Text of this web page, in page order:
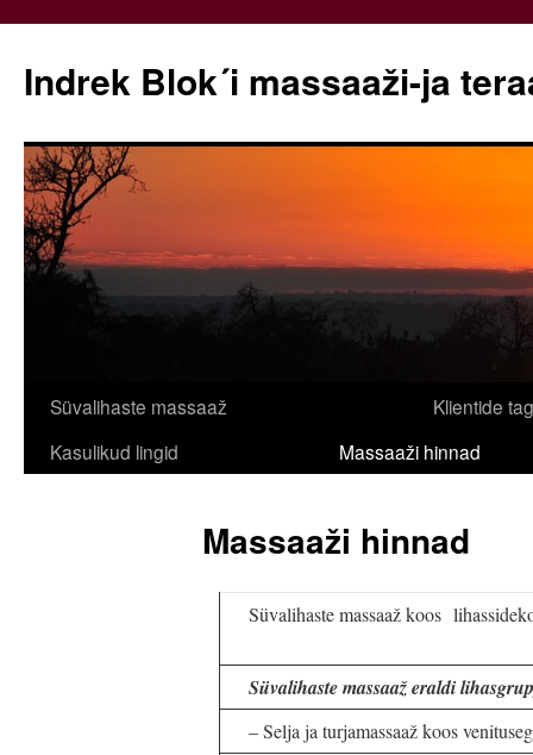
Indrek Blok´i massaaži-ja
Liigu
sisu
Süvalihaste massaaž
Klientide
Kasulikud lingid
Massaaži hinnad
Massaaži hinnad
Süvalihaste massaaž koos
Süvalihaste massaaž eraldi
– Selja ja turjamassaaž koos